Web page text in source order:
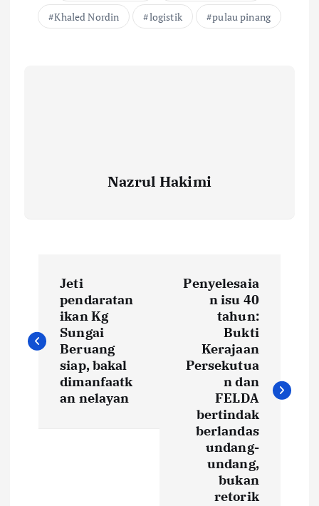
Khaled Nordin
logistik pulau pinang
Nazrul Hakimi
s
Jeti
pendaratan
ikan Kg
Sungai
Beruang
siap, bakal
dimanfaatk
an nelayan
Penyelesaia
n isu 40
tahun:
Bukti
Kerajaan
Persekutua
n dan
FELDA
bertindak
berlandas
undang-
undang,
bukan
retorik